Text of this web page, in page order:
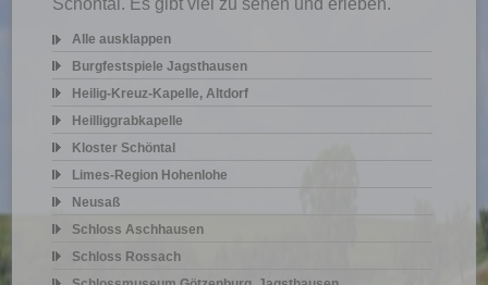
Schöntal. Es gibt viel zu sehen und erleben.
Alle ausklappen
Burgfestspiele Jagsthausen
Heilig-Kreuz-Kapelle, Altdorf
Heilliggrabkapelle
Kloster Schöntal
Limes-Region Hohenlohe
Neusaß
Schloss Aschhausen
Schloss Rossach